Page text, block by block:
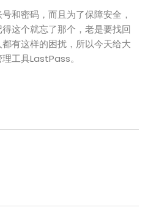
和密码，而且为了保障安全，
这个就忘了那个，老是要找回
有这样的困扰，所以今天给大
工具LastPass。